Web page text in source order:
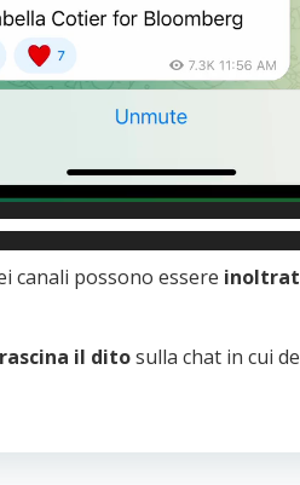
canali possono essere
il ditosulla chat in cui